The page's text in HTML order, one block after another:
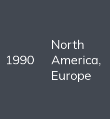
1990
North
America,
Europe